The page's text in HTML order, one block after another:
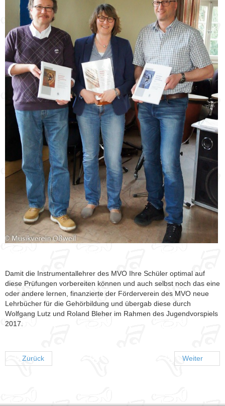
Damit die Instrumentallehrer des MVO Ihre Schüler optimal auf
diese Prüfungen vorbereiten können und auch selbst noch das eine
oder andere lernen, finanzierte der Förderverein des MVO neue
Lehrbücher für die Gehörbildung und übergab diese durch
Wolfgang Lutz und Roland Bleher im Rahmen des Jugendvorspiels
2017.
Zurück Weiter